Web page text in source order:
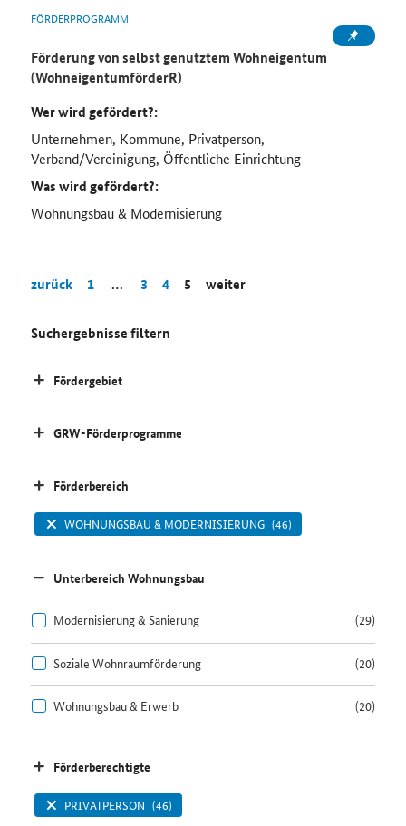
FÖRDERPROGRAMM
Förderung von selbst genutztem Wohneigentum
(WohneigentumförderR)
Wer wird gefördert?:
Unternehmen, Kommune, Privatperson,
Verband/Vereinigung, Öffentliche Einrichtung
Was wird gefördert?:
Wohnungsbau & Modernisierung
zurück 1 … 3 4 5 weiter
Suchergebnisse filtern
Fördergebiet
GRW-Förderprogramme
Förderbereich
WOHNUNGSBAU & MODERNISIERUNG (46)
Unterbereich Wohnungsbau
Modernisierung & Sanierung (29)
Soziale Wohnraumförderung (20)
Wohnungsbau & Erwerb (20)
Förderberechtigte
PRIVATPERSON (46)